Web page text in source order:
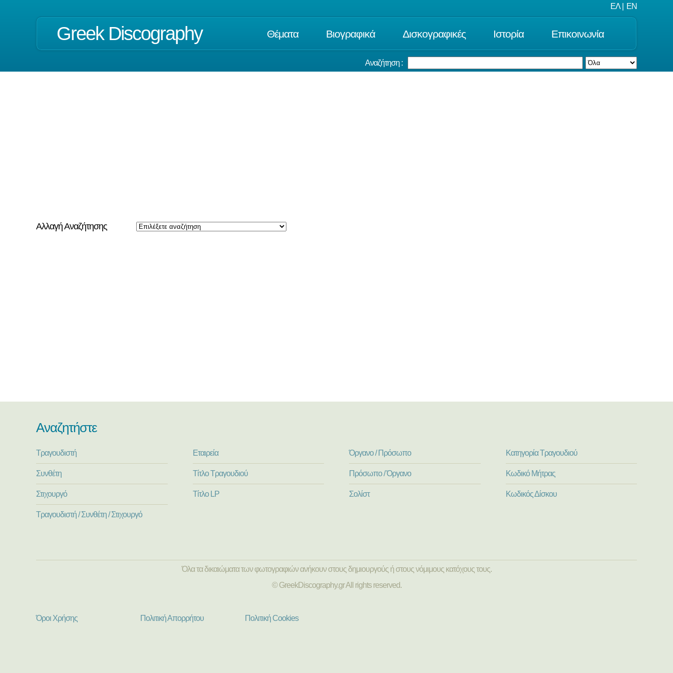
ΕΛ EN
Greek Discography Θέματα Βιογραφικά Δισκογραφικές Ιστορία Επικοινωνία
Αναζήτηση :
Αλλαγή Αναζήτησης
Αναζητήστε
Τραγουδιστή
Συνθέτη
Στιχουργό
Τραγουδιστή / Συνθέτη / Στιχουργό
Εταιρεία
Τίτλο Τραγουδιού
Τίτλο LP
Όργανο / Πρόσωπο
Πρόσωπο / Όργανο
Σολίστ
Κατηγορία Τραγουδιού
Κωδικό Μήτρας
Κωδικός Δίσκου
Όλα τα δικαιώματα των φωτογραφιών ανήκουν στους δημιουργούς ή στους νόμιμους κατόχους τους.
© GreekDiscography.gr All rights reserved.
Όροι Χρήσης Πολιτική Απορρήτου Πολιτική Cookies